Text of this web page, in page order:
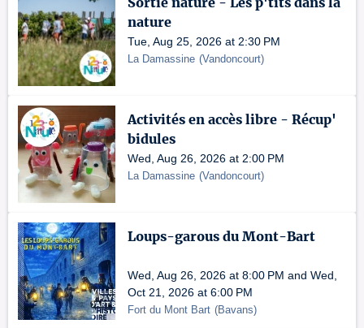
nature
Tue, Aug 25, 2026 at 2:30 PM
La Damassine (Vandoncourt)
Activités en accès libre - Récup'
bidules
Wed, Aug 26, 2026 at 2:00 PM
La Damassine (Vandoncourt)
Loups-garous du Mont-Bart
Wed, Aug 26, 2026 at 8:00 PM and Wed,
Oct 21, 2026 at 6:00 PM
Fort du Mont Bart (Bavans)